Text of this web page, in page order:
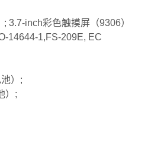
3.7-inch彩色触摸屏（9306）
14644-1,FS-209E, EC
）;
）;